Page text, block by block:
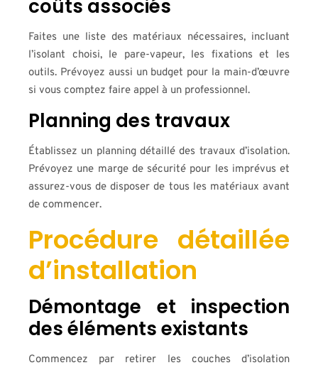
coûts associés
Faites une liste des matériaux nécessaires, incluant
l’isolant choisi, le pare-vapeur, les fixations et les
outils. Prévoyez aussi un budget pour la main-d’œuvre
si vous comptez faire appel à un professionnel.
Planning des travaux
Établissez un planning détaillé des travaux d’isolation.
Prévoyez une marge de sécurité pour les imprévus et
assurez-vous de disposer de tous les matériaux avant
de commencer.
Procédure détaillée
d’installation
Démontage et inspection
des éléments existants
Commencez par retirer les couches d’isolation